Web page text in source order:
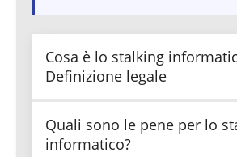
Cosa è lo stalking
Definizione legale
Lo stalking informatico è il reato di
persecutori previsto dall'art. 612
introdotto dalla Legge n. 38/2009.
Quali sono le pene per lo
informatico?